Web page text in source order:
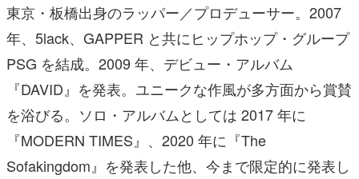
東京・板橋出身のラッパー／プロデューサー。2007
年、5lack、GAPPER と共にヒップホップ・グループ
PSG を結成。2009 年、デビュー・アルバム
『DAVID』を発表。ユニークな作風が多方面から賞賛
を浴びる。ソロ・アルバムとしては 2017 年に
『MODERN TIMES』、2020 年に『The
Sofakingdom』を発表した他、今まで限定的に発表し